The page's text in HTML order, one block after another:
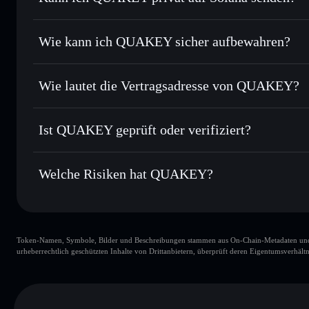
Durchschnittskosteneffekt nutzen– Schritt für Schritt
Privat senden– übertrage QUAKEY, ohne Wallets
Privacy Aggregators
kontrollierst
Privacy
Wie kann ich QUAKEY sicher aufbewahren?
QUAKEY
Privacy Aggregator
Wie lautet die Vertragsadresse von QUAKEY?
QUAKEY
Wallet
QUAKEY
Ist QUAKEY geprüft oder verifiziert?
QUAKEY derzeit nicht
Welche Risiken hat QUAKEY?
QUAKEY
Token-Namen, Symbole, Bilder und Beschreibungen stammen aus On-Chain-Metadaten
urheberrechtlich geschützten Inhalte von Drittanbietern, überprüft deren